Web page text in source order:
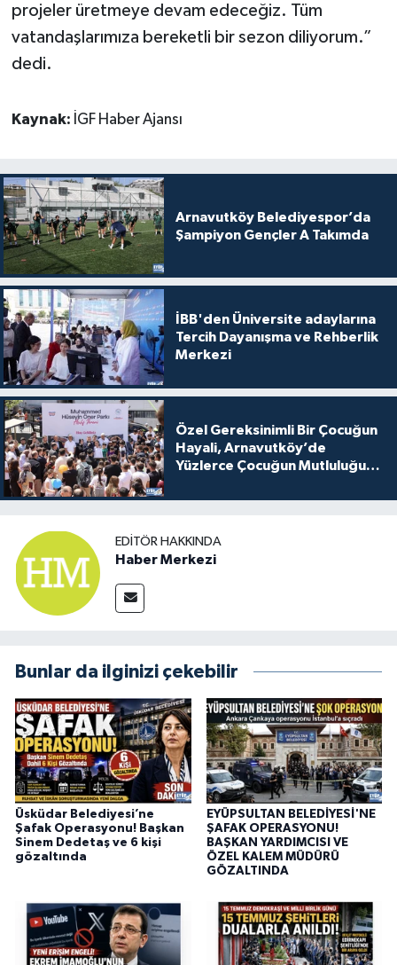
projeler üretmeye devam edeceğiz. Tüm
vatandaşlarımıza bereketli bir sezon diliyorum.”
dedi.
Kaynak: İGF Haber Ajansı
Arnavutköy Belediyespor’da
Şampiyon Gençler A Takımda
İBB'den Üniversite adaylarına
Tercih Dayanışma ve Rehberlik
Merkezi
Özel Gereksinimli Bir Çocuğun
Hayali, Arnavutköy’de
Yüzlerce Çocuğun Mutluluğu
EDITÖR HAKKINDA
Haber Merkezi
Bunlar da ilginizi çekebilir
Üsküdar Belediyesi’ne
Şafak Operasyonu! Başkan
Sinem Dedetaş ve 6 kişi
gözaltında
EYÜPSULTAN BELEDİYESİ'NE
ŞAFAK OPERASYONU!
BAŞKAN YARDIMCISI VE
ÖZEL KALEM MÜDÜRÜ
GÖZALTINDA